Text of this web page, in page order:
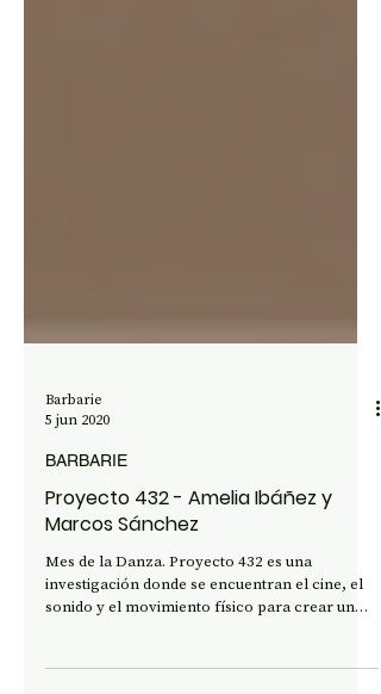
Barbarie
5 jun 2020
BARBARIE
Proyecto 432 - Amelia Ibáñez y
Marcos Sánchez
investigación donde se encuentran el cine, el